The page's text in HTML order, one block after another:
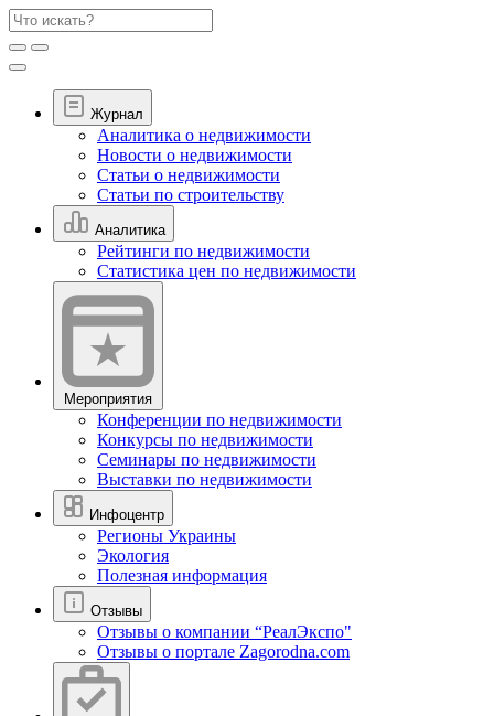
Журнал
Аналитика о недвижимости
Новости о недвижимости
Статьи о недвижимости
Статьи по строительству
Аналитика
Рейтинги по недвижимости
Статистика цен по недвижимости
Мероприятия
Конференции по недвижимости
Конкурсы по недвижимости
Семинары по недвижимости
Выставки по недвижимости
Инфоцентр
Регионы Украины
Экология
Полезная информация
Отзывы
Отзывы о компании “РеалЭкспо"
Отзывы о портале Zagorodna.com